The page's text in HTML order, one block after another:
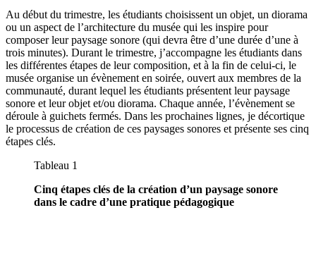
Au début du trimestre, les étudiants choisissent un objet, un diorama
ou un aspect de l’architecture du musée qui les inspire pour
composer leur paysage sonore (qui devra être d’une durée d’une à
trois minutes). Durant le trimestre, j’accompagne les étudiants dans
les différentes étapes de leur composition, et à la fin de celui-ci, le
musée organise un évènement en soirée, ouvert aux membres de la
communauté, durant lequel les étudiants présentent leur paysage
sonore et leur objet et/ou diorama. Chaque année, l’évènement se
déroule à guichets fermés. Dans les prochaines lignes, je décortique
le processus de création de ces paysages sonores et présente ses cinq
étapes clés.
Tableau 1
Cinq étapes clés de la création d’un paysage sonore
dans le cadre d’une pratique pédagogique